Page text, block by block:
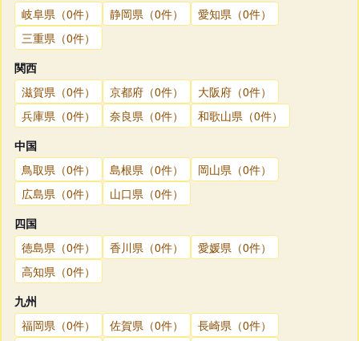
岐阜県（0件）
静岡県（0件）
愛知県（0件）
三重県（0件）
関西
滋賀県（0件）
京都府（0件）
大阪府（0件）
兵庫県（0件）
奈良県（0件）
和歌山県（0件）
中国
鳥取県（0件）
島根県（0件）
岡山県（0件）
広島県（0件）
山口県（0件）
四国
徳島県（0件）
香川県（0件）
愛媛県（0件）
高知県（0件）
九州
福岡県（0件）
佐賀県（0件）
長崎県（0件）